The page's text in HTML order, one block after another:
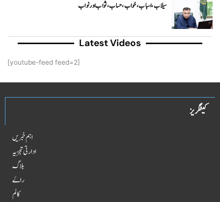
سیلاب، اسباب ،خواب ، حساب ، ثواب اور نواب
Latest Videos
[youtube-feed feed=2]
کیٹگریز
اہم خبریں
ادارتی تجزیہ
بلاگ
راۓ
کالم